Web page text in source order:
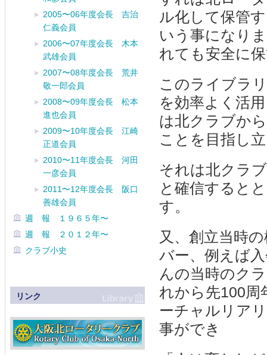
2005〜06年度会長 吉治
仁義会員
2006〜07年度会長 木本
武雄会員
2007〜08年度会長 荒井
敬一郎会員
2008〜09年度会長 松本
進也会員
2009〜10年度会長 江崎
正道会員
2010〜11年度会長 河田
一彦会員
2011〜12年度会長 阪口
善雄会員
週 報 １９６５年〜
週 報 ２０１２年〜
クラブ小史
リンク
ル化して保管
いう事になり
れても安全に
このライブラ
を効率よく活
は北クラブか
ことを目指し
それは北クラ
と確信すると
す。
又、創立当時
バー、例えば
んの当時のク
れから先100周
ーチャルリア
事ができ